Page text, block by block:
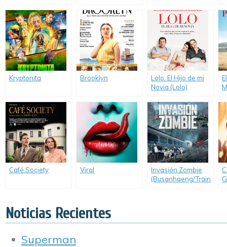
Kryptonita Brooklyn
Lolo: El Hijo de mi
Novia (Lolo)
Café Society Viral
Invasión Zombie
(Busanhaeng/Train
Noticias Recientes
Superman